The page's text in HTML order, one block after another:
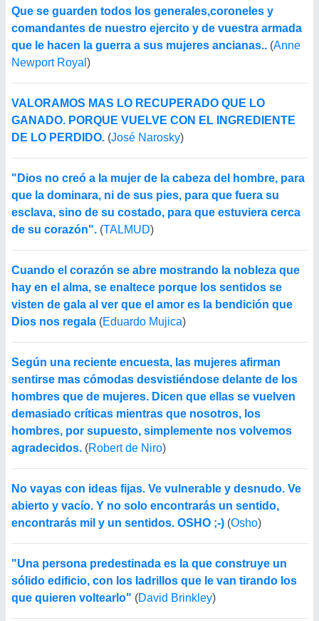
Que se guarden todos los generales,coroneles y
comandantes de nuestro ejercito y de vuestra armada
que le hacen la guerra a sus mujeres ancianas.. (Anne
Newport Royal )
VALORAMOS MAS LO RECUPERADO QUE LO
GANADO. PORQUE VUELVE CON EL INGREDIENTE
DE LO PERDIDO. (José Narosky)
"Dios no creó a la mujer de la cabeza del hombre, para
que la dominara, ni de sus pies, para que fuera su
esclava, sino de su costado, para que estuviera cerca
de su corazón". (TALMUD)
Cuando el corazón se abre mostrando la nobleza que
hay en el alma, se enaltece porque los sentidos se
visten de gala al ver que el amor es la bendición que
Dios nos regala (Eduardo Mujica)
Según una reciente encuesta, las mujeres afirman
sentirse mas cómodas desvistiéndose delante de los
hombres que de mujeres. Dicen que ellas se vuelven
demasiado críticas mientras que nosotros, los
hombres, por supuesto, simplemente nos volvemos
agradecidos. (Robert de Niro)
No vayas con ideas fijas. Ve vulnerable y desnudo. Ve
abierto y vacío. Y no solo encontrarás un sentido,
encontrarás mil y un sentidos. OSHO ;-) (Osho)
"Una persona predestinada es la que construye un
sólido edificio, con los ladrillos que le van tirando los
que quieren voltearlo" (David Brinkley)